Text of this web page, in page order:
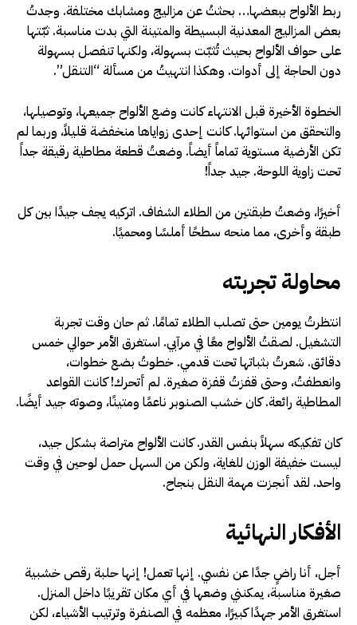
ربط الألواح ببعضها… بحثتُ عن مزاليج ومشابك مختلفة. وجدتُ
بعض المزاليج المعدنية البسيطة والمتينة التي بدت مناسبة. ثبّتها
على حواف الألواح بحيث تُثبّت بسهولة، ولكنها تنفصل بسهولة
دون الحاجة إلى أدوات. وهكذا انتهيتُ من مسألة “التنقل”.
الخطوة الأخيرة قبل الانتهاء كانت وضع الألواح جميعها، وتوصيلها،
والتحقق من استوائها. كانت إحدى زواياها منخفضة قليلاً، وربما لم
تكن الأرضية مستوية تماماً أيضاً. وضعتُ قطعة مطاطية رقيقة جداً
تحت زاوية اللوحة. جيد جداً!
أخيرًا، وضعتُ طبقتين من الطلاء الشفاف. اتركيه يجف جيدًا بين كل
طبقة وأخرى، مما منحه سطحًا أملسًا ومحميًا.
محاولة تجربته
انتظرتُ يومين حتى تصلب الطلاء تمامًا. ثم حان وقت تجربة
التشغيل. لصقتُ الألواح معًا في مرآبي. استغرق الأمر حوالي خمس
دقائق. شعرتُ بثباتها تحت قدمي. خطوتُ بضع خطوات،
وانعطفتُ، وحتى قفزتُ قفزة صغيرة. لم أتحرك! كانت القواعد
المطاطية رائعة. كان خشب الصنوبر ناعمًا ومتينًا، وصوته جيد أيضًا.
كان تفكيكه سهلاً بنفس القدر. كانت الألواح متراصة بشكل جيد،
ليست خفيفة الوزن للغاية، ولكن من السهل حمل لوحين في وقت
واحد. لقد أنجزت مهمة النقل بنجاح.
الأفكار النهائية
أجل، أنا راضٍ جدًا عن نفسي. إنها تعمل! إنها حلبة رقص خشبية
صغيرة مناسبة، يمكنني وضعها في أي مكان تقريبًا داخل المنزل.
استغرق الأمر جهدًا كبيرًا، معظمه في الصنفرة وترتيب الأشياء، لكن